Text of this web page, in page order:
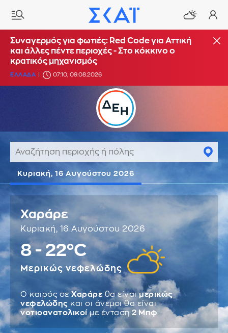
Συναγερμός για φωτιές: Red Code για Αττική
και άλλες πέντε περιοχές - Στο κόκκινο ο
κρατικός μηχανισμός
ΕΛΛΑΔΑ 07:10, 09.08.2026
Κυριακή, 16 Αυγούστου 2026
Χαράρε
Κυριακή, 16 Αυγούστου 2026
8 - 22°C
Μερικώς νεφελώδης
Ο καιρός σεΧαράρεθα είναι μερικώς
νεφελώδης και οι άνεμοι θα είναι
νοτιοανατολικοίμε ένταση 2 Μπφ